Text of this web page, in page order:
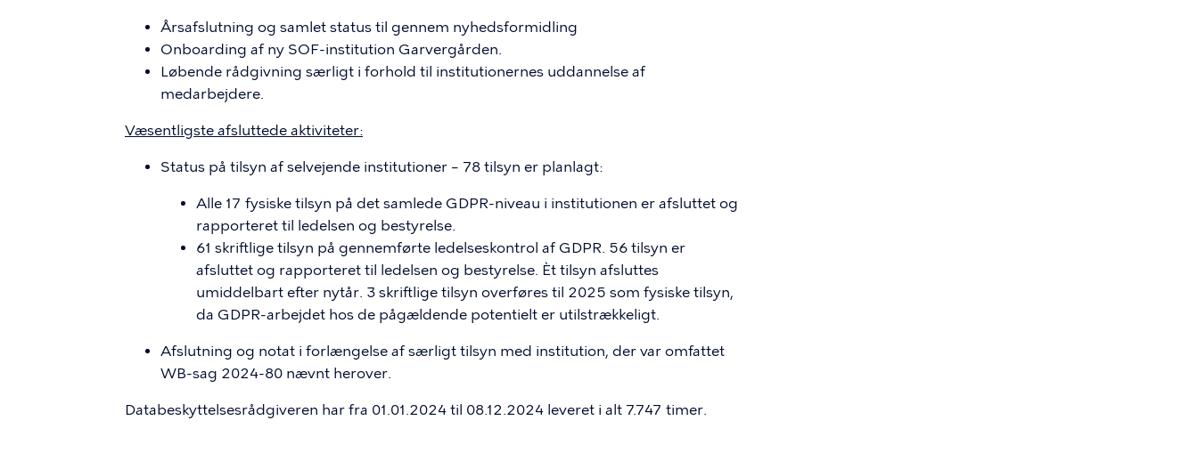
Årsafslutning og samlet status til gennem nyhedsformidling
Onboarding af ny SOF-institution Garvergården.
Løbende rådgivning særligt i forhold til institutionernes uddannelse af
medarbejdere.
Væsentligste afsluttede aktiviteter:
Status på tilsyn af selvejende institutioner – 78 tilsyn er planlagt:
Alle 17 fysiske tilsyn på det samlede GDPR-niveau i institutionen er afsluttet og
rapporteret til ledelsen og bestyrelse.
61 skriftlige tilsyn på gennemførte ledelseskontrol af GDPR. 56 tilsyn er
afsluttet og rapporteret til ledelsen og bestyrelse. Èt tilsyn afsluttes
umiddelbart efter nytår. 3 skriftlige tilsyn overføres til 2025 som fysiske tilsyn,
da GDPR-arbejdet hos de pågældende potentielt er utilstrækkeligt.
Afslutning og notat i forlængelse af særligt tilsyn med institution, der var omfattet
WB-sag 2024-80 nævnt herover.
Databeskyttelsesrådgiveren har fra 01.01.2024 til 08.12.2024 leveret i alt 7.747 timer.